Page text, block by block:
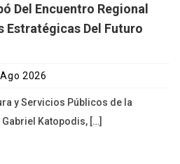
Del Encuentro Regional
Estratégicas Del Futuro
2026
y Servicios Públicos de la
Katopodis, […]